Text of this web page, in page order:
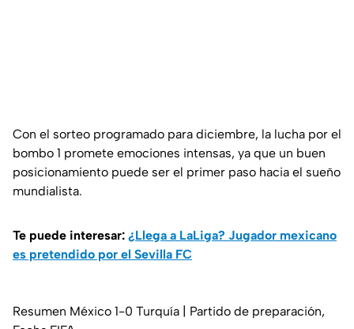
Con el sorteo programado para diciembre, la lucha por el
bombo 1 promete emociones intensas, ya que un buen
posicionamiento puede ser el primer paso hacia el sueño
mundialista.
Te puede interesar: ¿Llega a LaLiga? Jugador mexicano
es pretendido por el Sevilla FC
Resumen México 1-0 Turquía | Partido de preparación,